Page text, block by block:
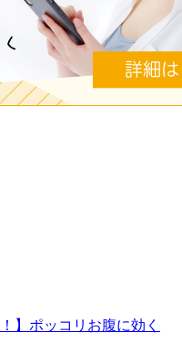
】ポッコリお腹に効く